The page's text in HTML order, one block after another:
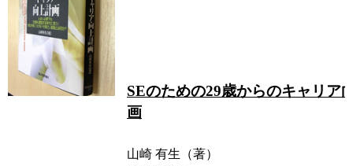
SEのための29歳からのキャリア
画
山崎 有生（著）